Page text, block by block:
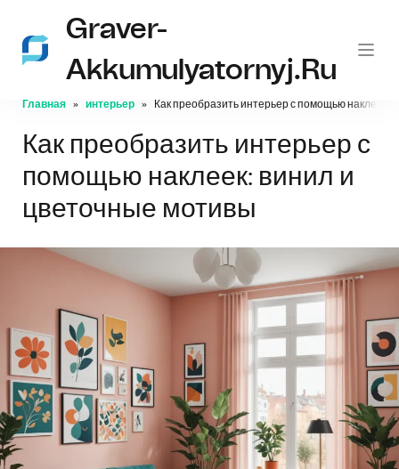
Graver-
Akkumulyatornyj.ru
Главная интерьер Как преобразить интерьер с помощью наклеек:
Как преобразить интерьер с
помощью наклеек: винил и
цветочные мотивы